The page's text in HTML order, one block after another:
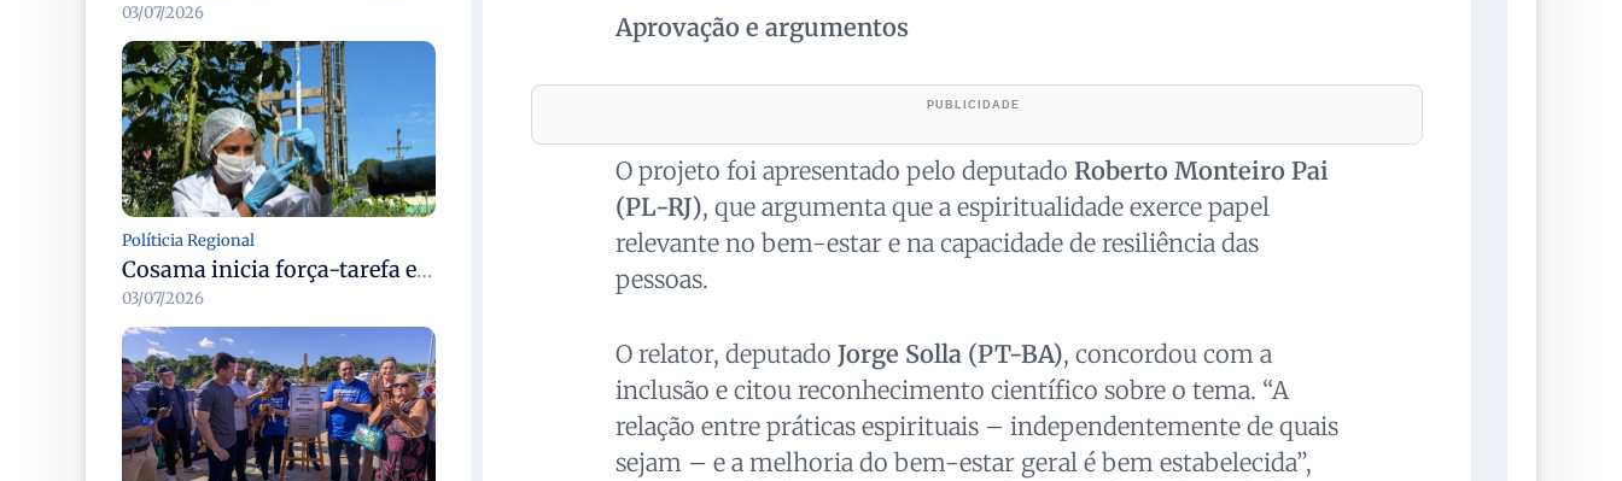
03/07/2026
Políticia Regional
Cosama inicia força-tarefa em Anamã para fortalecer abastecimento de água e segurança hídrica da população
03/07/2026
Aprovação e argumentos
O projeto foi apresentado pelo deputado Roberto Monteiro Pai
(PL-RJ), que argumenta que a espiritualidade exerce papel
relevante no bem-estar e na capacidade de resiliência das
pessoas.
O relator, deputado Jorge Solla (PT-BA), concordou com a
inclusão e citou reconhecimento científico sobre o tema. “A
relação entre práticas espirituais – independentemente de quais
sejam – e a melhoria do bem-estar geral é bem estabelecida”,